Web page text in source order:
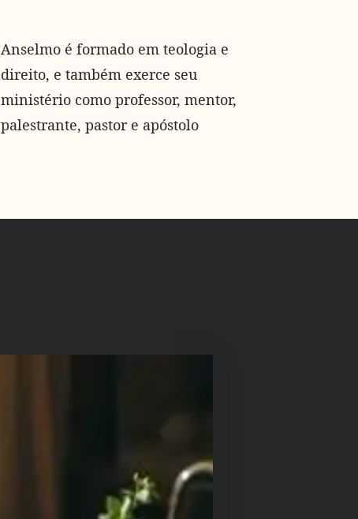
Anselmo é formado em teologia e
direito, e também exerce seu
ministério como professor, mentor,
palestrante, pastor e apóstolo